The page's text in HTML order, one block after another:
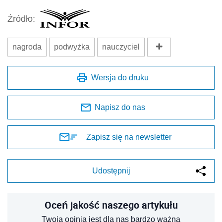
Źródło:
nagroda podwyżka nauczyciel
Wersja do druku
Napisz do nas
Zapisz się na newsletter
Udostępnij
Oceń jakość naszego artykułu
Twoja opinia jest dla nas bardzo ważna